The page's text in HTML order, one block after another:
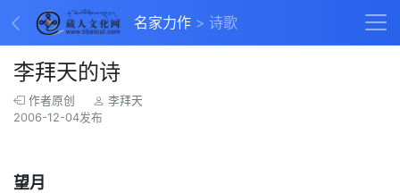
名家力作 诗歌
李拜天的诗
作者原创
李拜天
2006-12-04发布
望月